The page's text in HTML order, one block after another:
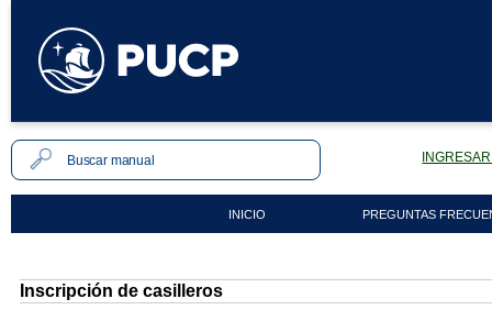
INICIO PREGUNTAS
Inscripción de casilleros